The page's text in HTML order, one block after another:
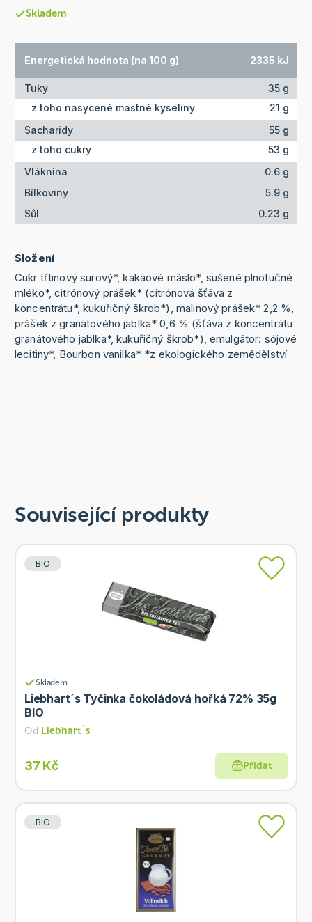
Skladem
Energetická hodnota (na 100 g) 2335 kJ
Tuky
35 g
z toho nasycené mastné kyseliny
21 g
Sacharidy
55 g
z toho cukry
53 g
Vláknina
0.6 g
Bílkoviny
5.9 g
Sůl
0.23 g
Složení
Cukr třtinový surový*, kakaové máslo*, sušené plnotučné
mléko*, citrónový prášek* (citrónová šťáva z
koncentrátu*, kukuřičný škrob*), malinový prášek* 2,2 %,
prášek z granátového jablka* 0,6 % (šťáva z koncentrátu
granátového jablka*, kukuřičný škrob*), emulgátor: sójové
lecitiny*, Bourbon vanilka* *z ekologického zemědělství
Související produkty
BIO
Skladem
Liebhart´s Tyčinka čokoládová hořká 72% 35g
BIO
Od Liebhart´s
37 Kč Přidat
BIO